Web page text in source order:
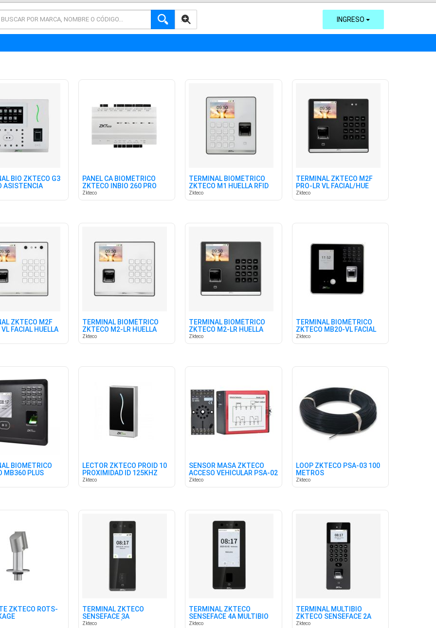
AVANZADA INGRESO
BIO ZKTECO G3
ASISTENCIA
PANEL CA BIOMÉTRICO
ZKTECO INBIO 260 PRO
PLUS 2P
Zkteco
TERMINAL BIOMÉTRICO
ZKTECO M1 HUELLA RFID
WIFI
Zkteco
TERMINAL ZKTECO M2F
PRO-LR VL FACIAL/HUE
C/BATERIA
Zkteco
ZKTECO M2F
FACIAL HUELLA
TERMINAL BIOMÉTRICO
ZKTECO M2-LR HUELLA
TARJETA ID
Zkteco
TERMINAL BIOMÉTRICO
ZKTECO M2-LR HUELLA
TARJ C/BAT
Zkteco
TERMINAL BIOMÉTRICO
ZKTECO MB20-VL FACIAL
WIFI
Zkteco
BIOMÉTRICO
MB360 PLUS
LECTOR ZKTECO PROID 10
PROXIMIDAD ID 125KHZ
RS485
Zkteco
SENSOR MASA ZKTECO
ACCESO VEHICULAR PSA-02
Zkteco
LOOP ZKTECO PSA-03 100
METROS
Zkteco
ZKTECO ROTS-
TERMINAL ZKTECO
SENSEFACE 3A
MULTIBIOMÉTRICO IP65
Zkteco
TERMINAL ZKTECO
SENSEFACE 4A MULTIBIO
VIDEO SIP
Zkteco
TERMINAL MULTIBIO
ZKTECO SENSEFACE 2A
VIDEO SIP
Zkteco